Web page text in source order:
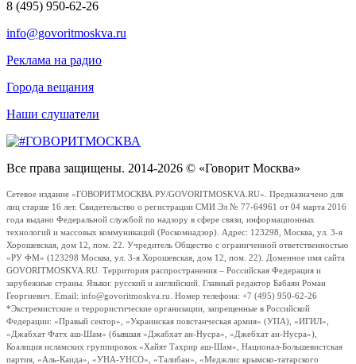
8 (495) 950-62-26
info@govoritmoskva.ru
Реклама на радио
Города вещания
Наши слушатели
Все права защищены. 2014-2026 © «Говорит Москва»
Сетевое издание «ГОВОРИТМОСКВА.РУ/GOVORITMOSKVA.RU». Предназначено для
лиц старше 16 лет. Свидетельство о регистрации СМИ Эл № 77-64961 от 04 марта 2016
года выдано Федеральной службой по надзору в сфере связи, информационных
технологий и массовых коммуникаций (Роскомнадзор). Адрес: 123298, Москва, ул. 3-я
Хорошевская, дом 12, пом. 22. Учредитель Общество с ограниченной ответственностью
«РУ ФМ» (123298 Москва, ул. 3-я Хорошевская, дом 12, пом. 22). Доменное имя сайта
GOVORITMOSKVA.RU. Территория распространения – Российская Федерация и
зарубежные страны. Языки: русский и английский. Главный редактор Бабаян Роман
Георгиевич. Email: info@govoritmoskva.ru. Номер телефона: +7 (495) 950-62-26
*Экстремистские и террористические организации, запрещенные в Российской
Федерации: «Правый сектор», «Украинская повстанческая армия» (УПА), «ИГИЛ»,
«Джабхат Фатх аш-Шам» (бывшая «Джабхат ан-Нусра», «Джебхат ан-Нусра»),
Коалиция исламских группировок «Хайят Тахрир аш-Шам», Национал-Большевистская
партия, «Аль-Каида», «УНА-УНСО», «Талибан», «Меджлис крымско-татарского